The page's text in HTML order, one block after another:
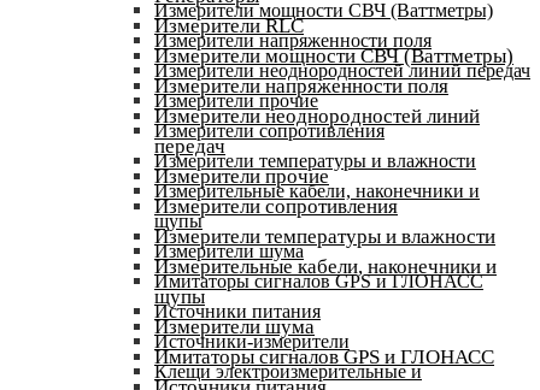
Измерители мощности СВЧ (Ваттметры)
Измерители напряженности поля
Измерители неоднородностей линий передач
Измерители прочие
Измерители сопротивления
Измерители температуры и влажности
Измерительные кабели, наконечники и
щупы
Измерители шума
Имитаторы сигналов GPS и ГЛОНАСС
Источники питания
Источники-измерители
Клещи электроизмерительные и
Измерители RLC
Измерители мощности СВЧ (Ваттметры)
Измерители напряженности поля
Измерители неоднородностей линий
передач
Измерители прочие
Измерители сопротивления
Измерители температуры и влажности
Измерительные кабели, наконечники и
щупы
Измерители шума
Имитаторы сигналов GPS и ГЛОНАСС